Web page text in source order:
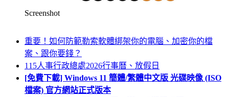
Screenshot
重要！如何防範勒索軟體綁架你的電腦、加密你的檔
案、跟你要錢？
115人事行政總處2026行事曆、放假日
[免費下載] Windows 11 簡體/繁體中文版 光碟映像 (ISO
檔案) 官方網站正式版本